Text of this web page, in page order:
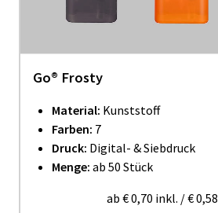
Go® Frosty
Material: Kunststoff
Farben: 7
Druck: Digital- & Siebdruck
Menge: ab 50 Stück
ab € 0,70 inkl. /€ 0,58